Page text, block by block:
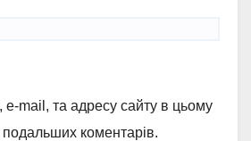
e-mail, та адресу сайту в цьому
подальших коментарів.